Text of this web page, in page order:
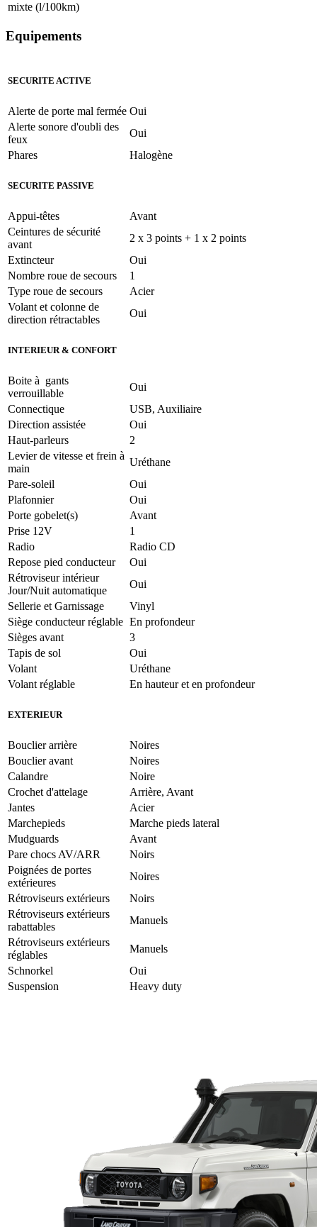
mixte (l/100km)
Equipements
SECURITE ACTIVE
Alerte de porte mal fermée Oui
Alerte sonore d'oubli des
feux
Oui
Phares
Halogène
SECURITE PASSIVE
Appui-têtes
Avant
Ceintures de sécurité
avant
2 x 3 points + 1 x 2 points
Extincteur
Oui
Nombre roue de secours
1
Type roue de secours
Acier
Volant et colonne de
direction rétractables
Oui
INTERIEUR & CONFORT
Boite à gants
verrouillable
Oui
Connectique
USB, Auxiliaire
Direction assistée
Oui
Haut-parleurs
2
Levier de vitesse et frein à
main
Uréthane
Pare-soleil
Oui
Plafonnier
Oui
Porte gobelet(s)
Avant
Prise 12V
1
Radio
Radio CD
Repose pied conducteur
Oui
Rétroviseur intérieur
Jour/Nuit automatique
Oui
Sellerie et Garnissage
Vinyl
Siège conducteur réglable En profondeur
Sièges avant
3
Tapis de sol
Oui
Volant
Uréthane
Volant réglable
En hauteur et en profondeur
EXTERIEUR
Bouclier arrière
Noires
Bouclier avant
Noires
Calandre
Noire
Crochet d'attelage
Arrière, Avant
Jantes
Acier
Marchepieds
Marche pieds lateral
Mudguards
Avant
Pare chocs AV/ARR
Noirs
Poignées de portes
extérieures
Noires
Rétroviseurs extérieurs
Noirs
Rétroviseurs extérieurs
rabattables
Manuels
Rétroviseurs extérieurs
réglables
Manuels
Schnorkel
Oui
Suspension
Heavy duty